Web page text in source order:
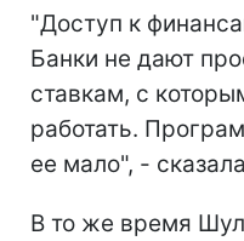
"Доступ к
Банки не дают
ставкам, с
работать.
ее мало", -
В то же время